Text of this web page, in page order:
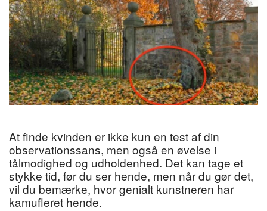
At finde kvinden er ikke kun en test af din
observationssans, men også en øvelse i
tålmodighed og udholdenhed. Det kan tage et
stykke tid, før du ser hende, men når du gør det,
vil du bemærke, hvor genialt kunstneren har
kamufleret hende.